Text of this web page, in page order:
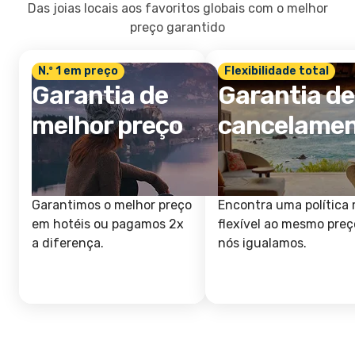
Das joias locais aos favoritos globais com o melhor
preço garantido
N.º 1 em preço
Garantia de
melhor preço
Garantimos o melhor preço
em hotéis ou pagamos 2x
a diferença.
Flexibilidade total
Garantia de
Encontra uma política
flexível ao mesmo
nós igualamos.